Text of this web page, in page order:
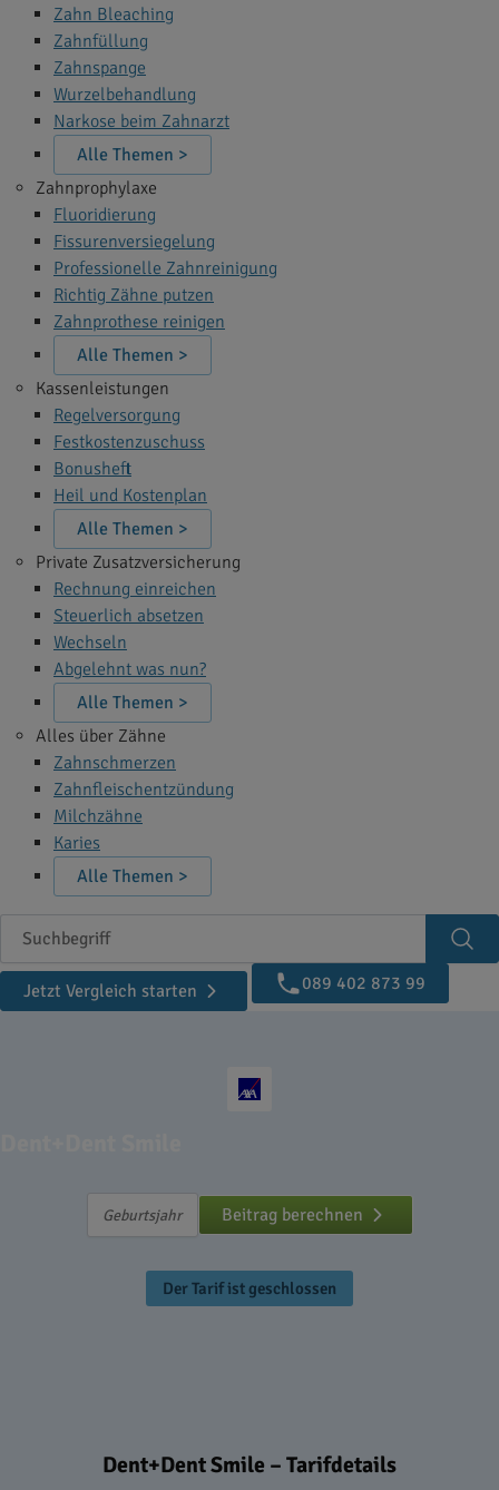
Zahn Bleaching
Zahnfüllung
Zahnspange
Wurzelbehandlung
Narkose beim Zahnarzt
Alle Themen >
Zahnprophylaxe
Fluoridierung
Fissurenversiegelung
Professionelle Zahnreinigung
Richtig Zähne putzen
Zahnprothese reinigen
Alle Themen >
Kassenleistungen
Regelversorgung
Festkostenzuschuss
Bonusheft
Heil und Kostenplan
Alle Themen >
Private Zusatzversicherung
Rechnung einreichen
Steuerlich absetzen
Wechseln
Abgelehnt was nun?
Alle Themen >
Alles über Zähne
Zahnschmerzen
Zahnfleischentzündung
Milchzähne
Karies
Alle Themen >
Suchbegriff
Jetzt Vergleich starten
089 402 873 99
Beitrag berechnen
Der Tarif ist geschlossen
Dent+Dent Smile – Tarifdetails